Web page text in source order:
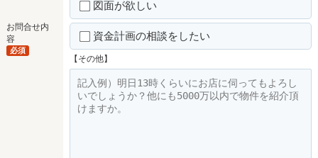
お問合せ内
容
必須
図面が欲しい
資金計画の相談をしたい
【その他】